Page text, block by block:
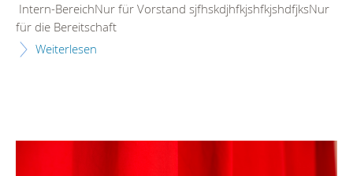
Intern-BereichNur für Vorstand sjfhskdjhfkjshfkjshdfjksNur
für die Bereitschaft
Weiterlesen